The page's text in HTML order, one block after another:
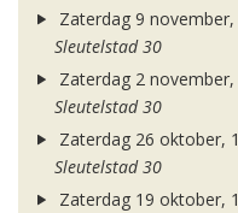
Zaterdag 9 november,
Sleutelstad 30
Zaterdag 2 november,
Sleutelstad 30
Zaterdag 26 oktober,
Sleutelstad 30
Zaterdag 19 oktober,